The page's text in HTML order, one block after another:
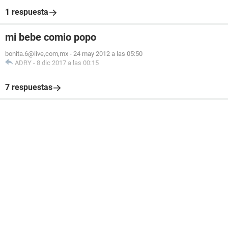
1 respuesta
mi bebe comio popo
bonita.6@live,com,mx - 24 may 2012 a las 05:50
ADRY - 8 dic 2017 a las 00:15
7 respuestas